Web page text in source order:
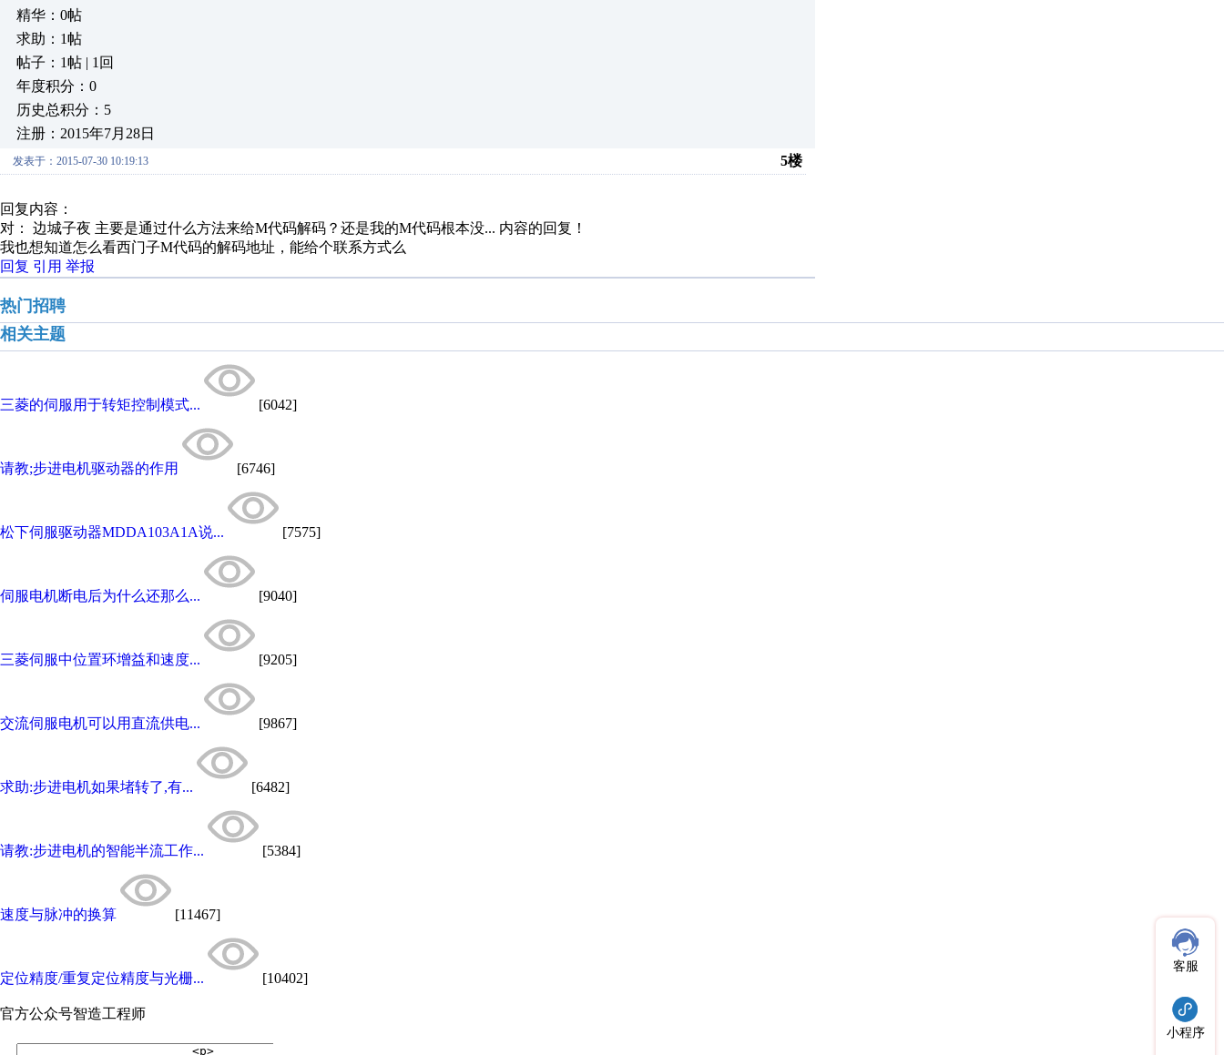
精华：0帖
求助：1帖
帖子：1帖 | 1回
年度积分：0
历史总积分：5
注册：2015年7月28日
发表于：2015-07-30 10:19:13 5楼
回复内容：
对： 边城子夜 主要是通过什么方法来给M代码解码？还是我的M代码根本没... 内容的回复！
我也想知道怎么看西门子M代码的解码地址，能给个联系方式么
回复 引用 举报
热门招聘
相关主题
三菱的伺服用于转矩控制模式... [6042]
请教;步进电机驱动器的作用 [6746]
松下伺服驱动器MDDA103A1A说... [7575]
伺服电机断电后为什么还那么... [9040]
三菱伺服中位置环增益和速度... [9205]
交流伺服电机可以用直流供电... [9867]
求助:步进电机如果堵转了,有... [6482]
请教:步进电机的智能半流工作... [5384]
速度与脉冲的换算 [11467]
定位精度/重复定位精度与光栅... [10402]
官方公众号智造工程师
客服
小程序